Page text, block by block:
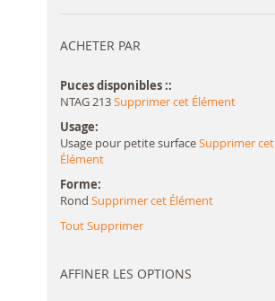
ACHETER PAR
Puces disponibles :
NTAG 213Supprimer cet Élément
Usage
Usage pour petite surfaceSupprimer cet
Élément
Forme
Rond Supprimer cet Élément
Tout Supprimer
AFFINER LES OPTIONS